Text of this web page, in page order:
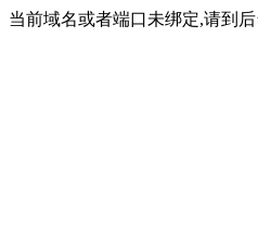
当前域名或者端口未绑定,请到